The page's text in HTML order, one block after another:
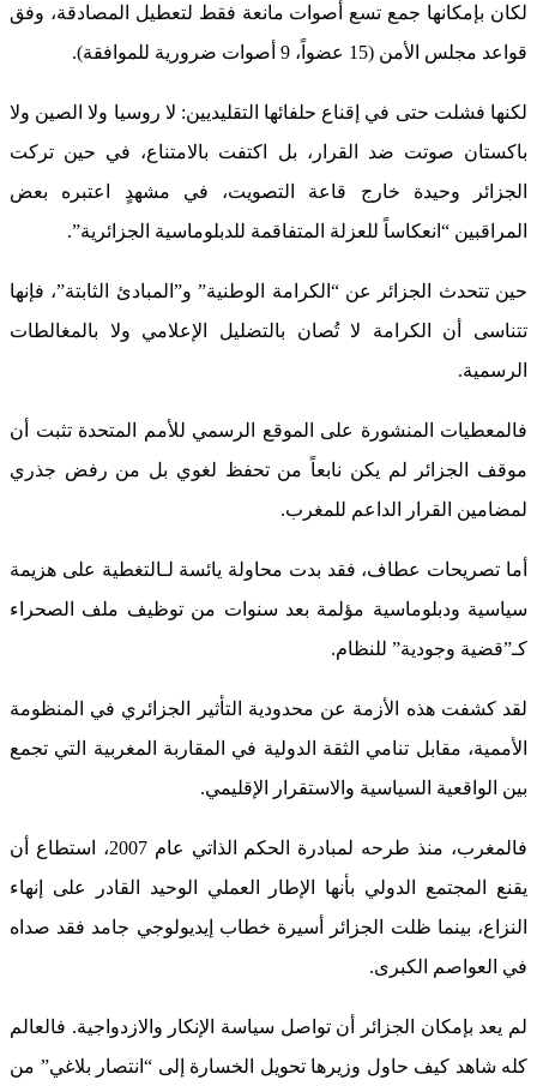
لكان بإمكانها جمع تسع أصوات مانعة فقط لتعطيل المصادقة، وفق
قواعد مجلس الأمن (15 عضواً، 9 أصوات ضرورية للموافقة).
لكنها فشلت حتى في إقناع حلفائها التقليديين: لا روسيا ولا الصين ولا
باكستان صوتت ضد القرار، بل اكتفت بالامتناع، في حين تركت
الجزائر وحيدة خارج قاعة التصويت، في مشهدٍ اعتبره بعض
المراقبين “انعكاساً للعزلة المتفاقمة للدبلوماسية الجزائرية”.
حين تتحدث الجزائر عن “الكرامة الوطنية” و”المبادئ الثابتة”، فإنها
تتناسى أن الكرامة لا تُصان بالتضليل الإعلامي ولا بالمغالطات
الرسمية.
فالمعطيات المنشورة على الموقع الرسمي للأمم المتحدة تثبت أن
موقف الجزائر لم يكن نابعاً من تحفظ لغوي بل من رفض جذري
لمضامين القرار الداعم للمغرب.
أما تصريحات عطاف، فقد بدت محاولة يائسة لـالتغطية على هزيمة
سياسية ودبلوماسية مؤلمة بعد سنوات من توظيف ملف الصحراء
كـ”قضية وجودية” للنظام.
لقد كشفت هذه الأزمة عن محدودية التأثير الجزائري في المنظومة
الأممية، مقابل تنامي الثقة الدولية في المقاربة المغربية التي تجمع
بين الواقعية السياسية والاستقرار الإقليمي.
فالمغرب، منذ طرحه لمبادرة الحكم الذاتي عام 2007، استطاع أن
يقنع المجتمع الدولي بأنها الإطار العملي الوحيد القادر على إنهاء
النزاع، بينما ظلت الجزائر أسيرة خطاب إيديولوجي جامد فقد صداه
في العواصم الكبرى.
لم يعد بإمكان الجزائر أن تواصل سياسة الإنكار والازدواجية. فالعالم
كله شاهد كيف حاول وزيرها تحويل الخسارة إلى “انتصار بلاغي” من